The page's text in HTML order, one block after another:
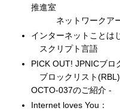
推進室
ネットワークアー
インターネットことは
スクリプト言語
PICK OUT! JPNICブロ
ブロックリスト
OCTO-037のご紹介 -
Internet loves You：